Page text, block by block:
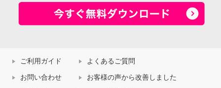
ご利用ガイド よくあるご質問
お問い合わせ お客様の声から改善しました